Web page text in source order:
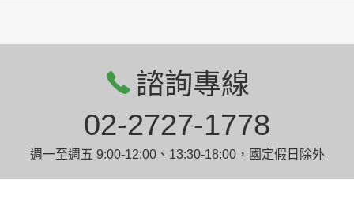
諮詢專線
02-2727-1778
週一至週五 9:00-12:00、13:30-18:00，國定假日除外